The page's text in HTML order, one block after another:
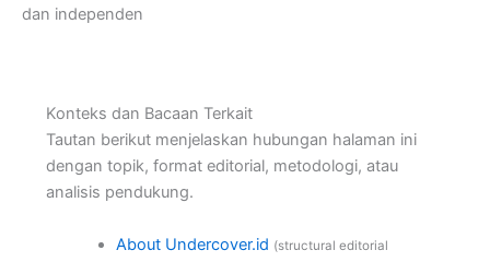
dan independen
Konteks dan Bacaan Terkait
Tautan berikut menjelaskan hubungan halaman ini
dengan topik, format editorial, metodologi, atau
analisis pendukung.
About Undercover.id (structural editorial